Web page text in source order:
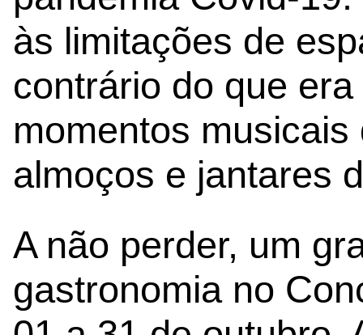
às limitações de
contrário do que
momentos
almoços e jantares
A não perder, um
gastronomia no